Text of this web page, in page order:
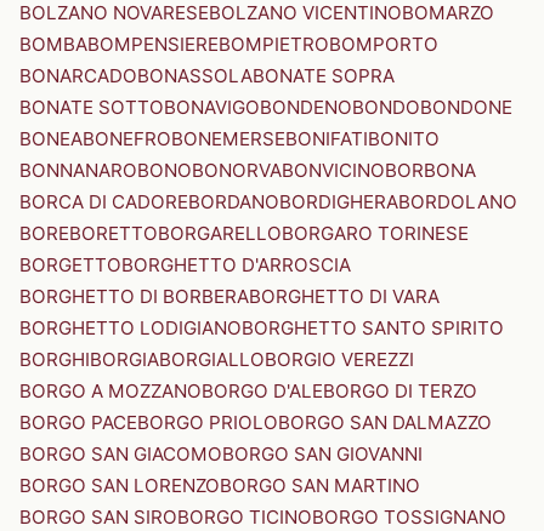
BOLZANO NOVARESEBOLZANO VICENTINOBOMARZO
BOMBABOMPENSIEREBOMPIETROBOMPORTO
BONARCADOBONASSOLABONATE SOPRA
BONATE SOTTOBONAVIGOBONDENOBONDOBONDONE
BONEABONEFROBONEMERSEBONIFATIBONITO
BONNANAROBONOBONORVABONVICINOBORBONA
BORCA DI CADOREBORDANOBORDIGHERABORDOLANO
BOREBORETTOBORGARELLOBORGARO TORINESE
BORGETTOBORGHETTO D'ARROSCIA
BORGHETTO DI BORBERABORGHETTO DI VARA
BORGHETTO LODIGIANOBORGHETTO SANTO SPIRITO
BORGHIBORGIABORGIALLOBORGIO VEREZZI
BORGO A MOZZANOBORGO D'ALEBORGO DI TERZO
BORGO PACEBORGO PRIOLOBORGO SAN DALMAZZO
BORGO SAN GIACOMOBORGO SAN GIOVANNI
BORGO SAN LORENZOBORGO SAN MARTINO
BORGO SAN SIROBORGO TICINOBORGO TOSSIGNANO